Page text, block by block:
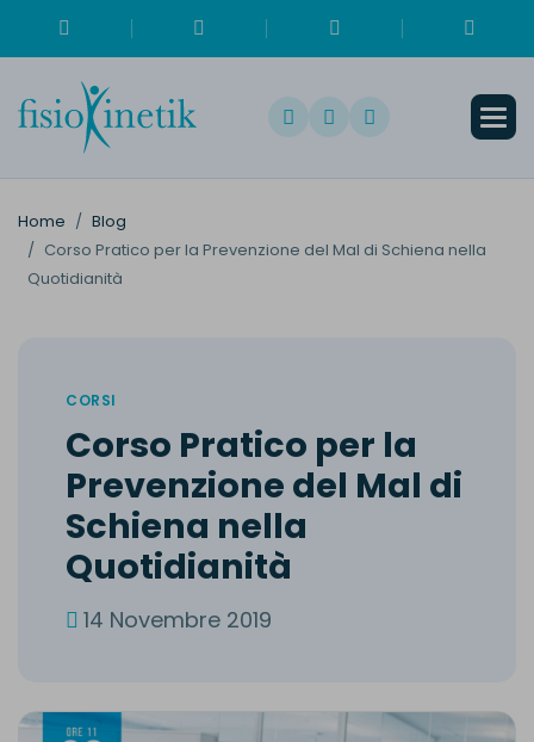
Home
Blog
Corso Pratico per la Prevenzione del Mal di Schiena nella
Quotidianità
CORSI
Corso Pratico per la
Prevenzione del Mal di
Schiena nella
Quotidianità
14 Novembre 2019